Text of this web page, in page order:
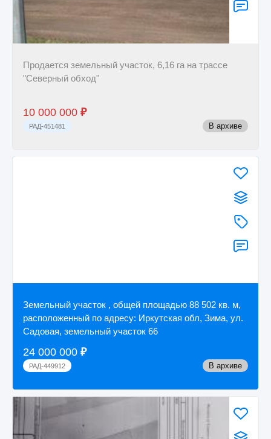
Продается земельный участок, 6,16 га на трассе
"Северный обход"
10 000 000 ₽
РАД-451481 В архиве
Земельный участок , общей площадью 88 502 кв. м,
расположенный по адресу: Иркутская обл, Зима, ул.
Садовая, земельный участок 66
24 000 000 ₽
РАД-449912 В архиве